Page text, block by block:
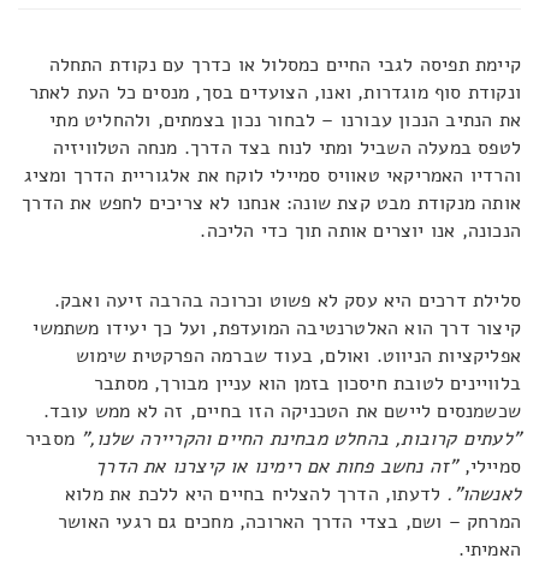
קיימת תפיסה לגבי החיים כמסלול או כדרך עם נקודת התחלה
ונקודת סוף מוגדרות, ואנו, הצועדים בסך, מנסים כל העת לאתר
את הנתיב הנכון עבורנו – לבחור נכון בצמתים, ולהחליט מתי
לטפס במעלה השביל ומתי לנוח בצד הדרך. מנחה הטלוויזיה
והרדיו האמריקאי טאוויס סמיילי לוקח את אלגוריית הדרך ומציג
אותה מנקודת מבט קצת שונה: אנחנו לא צריכים לחפש את הדרך
הנכונה, אנו יוצרים אותה תוך כדי הליכה.
סלילת דרכים היא עסק לא פשוט וכרוכה בהרבה זיעה ואבק.
קיצור דרך הוא האלטרנטיבה המועדפת, ועל כך יעידו משתמשי
אפליקציות הניווט. ואולם, בעוד שברמה הפרקטית שימוש
בלוויינים לטובת חיסכון בזמן הוא עניין מבורך, מסתבר
שכשמנסים ליישם את הטכניקה הזו בחיים, זה לא ממש עובד.
"לעתים קרובות, בהחלט מבחינת החיים והקריירה שלנו," מסביר
סמיילי,"זה נחשב פחות אם רימינו או קיצרנו את הדרך
לאנשהו". לדעתו, הדרך להצליח בחיים היא ללכת את מלוא
המרחק – ושם, בצדי הדרך הארוכה, מחכים גם רגעי האושר
האמיתי.